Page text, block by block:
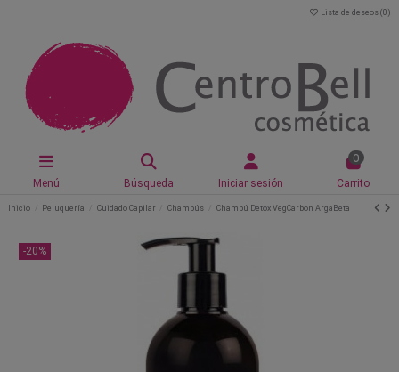
Lista de deseos (0 )
Menú Búsqueda Iniciar sesión
0
Carrito
Inicio Peluquería Cuidado Capilar Champús Champú Detox VegCarbon ArgaBeta
-20%